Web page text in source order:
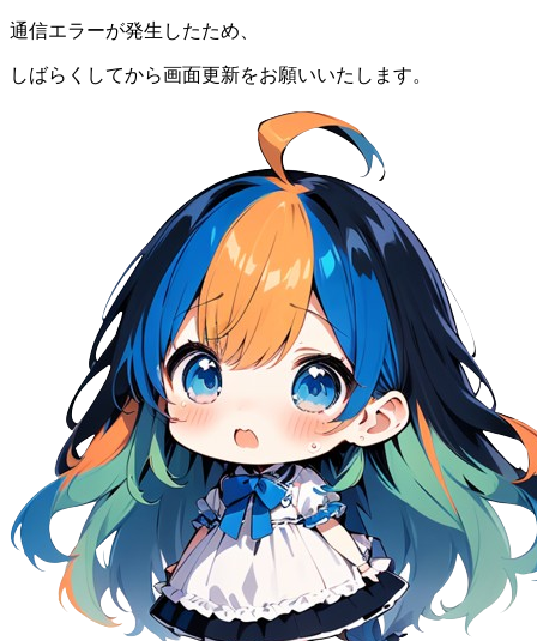
通信エラーが発生したため、
しばらくしてから画面更新をお願いいたします。